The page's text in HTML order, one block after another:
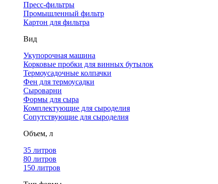
Пресс-фильтры
Промышленный фильтр
Картон для фильтра
Вид
Укупорочная машина
Корковые пробки для винных бутылок
Термоусадочные колпачки
Фен для термоусадки
Сыроварни
Формы для сыра
Комплектующие для сыроделия
Сопутствующие для сыроделия
Объем, л
35 литров
80 литров
150 литров